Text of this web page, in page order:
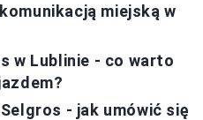
miejską w
w Lublinie - co warto
- jak umówić się